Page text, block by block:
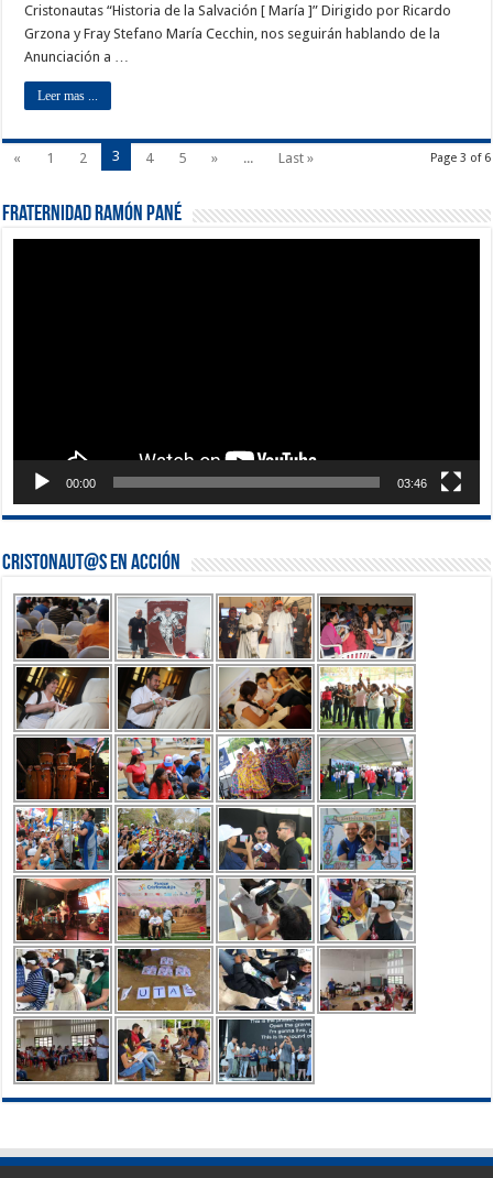
Cristonautas “Historia de la Salvación [ María ]” Dirigido por Ricardo
Grzona y Fray Stefano María Cecchin, nos seguirán hablando de la
Anunciación a …
Leer mas ...
Page 3 of 6
« 1 2 3 4 5 » ... Last »
Fraternidad Ramón Pané
00:00 03:46
Cristonaut@s en Acción